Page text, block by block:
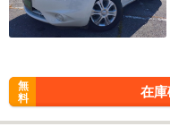
無
料
在